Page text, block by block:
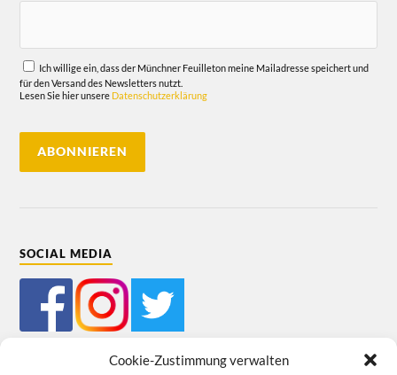
Cookie-Zustimmung verwalten
Ich willige ein, dass der Münchner Feuilleton meine Mailadresse speichert und
für den Versand des Newsletters nutzt.
Lesen Sie hier unsere Datenschutzerklärung
SOCIAL MEDIA